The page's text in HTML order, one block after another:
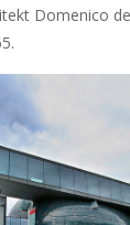
Domenico